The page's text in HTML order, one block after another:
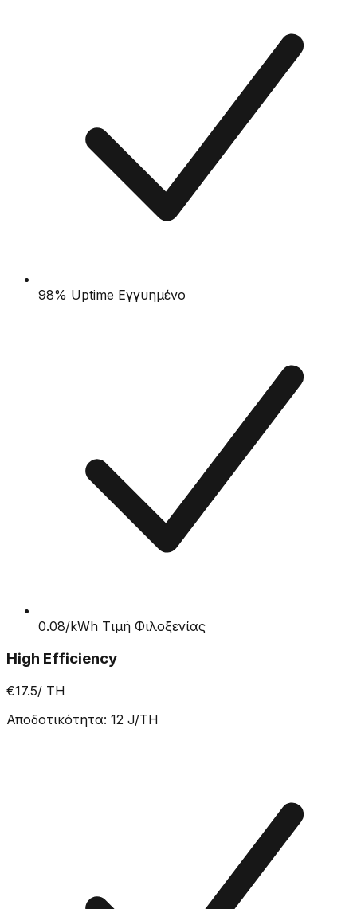
98% Uptime Εγγυημένο
0.08/kWh Τιμή Φιλοξενίας
High Efficiency
€17.5/ TH
Αποδοτικότητα: 12 J/TH